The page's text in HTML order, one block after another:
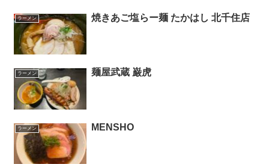
ラーメン 焼きあご塩らー麺 たかはし 北千住店
ラーメン 麺屋武蔵 巌虎
ラーメン MENSHO